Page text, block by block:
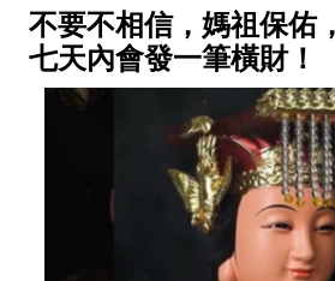
不要不相信，媽祖保佑
七天內會發一筆橫財！